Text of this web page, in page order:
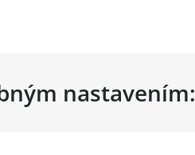
nastavením: